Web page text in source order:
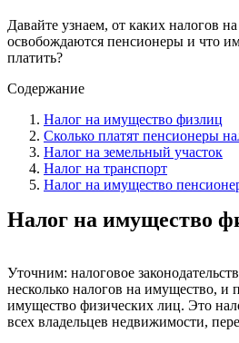
Давайте узнаем, от каких налогов
освобождаются пенсионеры и что
платить?
Содержание
Налог на имущество физлиц
Сколько платят пенсионеры
Налог на земельный участок
Налог на транспорт
Налог на имущество
Налог на имущество
Уточним: налоговое
несколько налогов на имущество, и
имущество физических лиц. Это
всех владельцев недвижимости,